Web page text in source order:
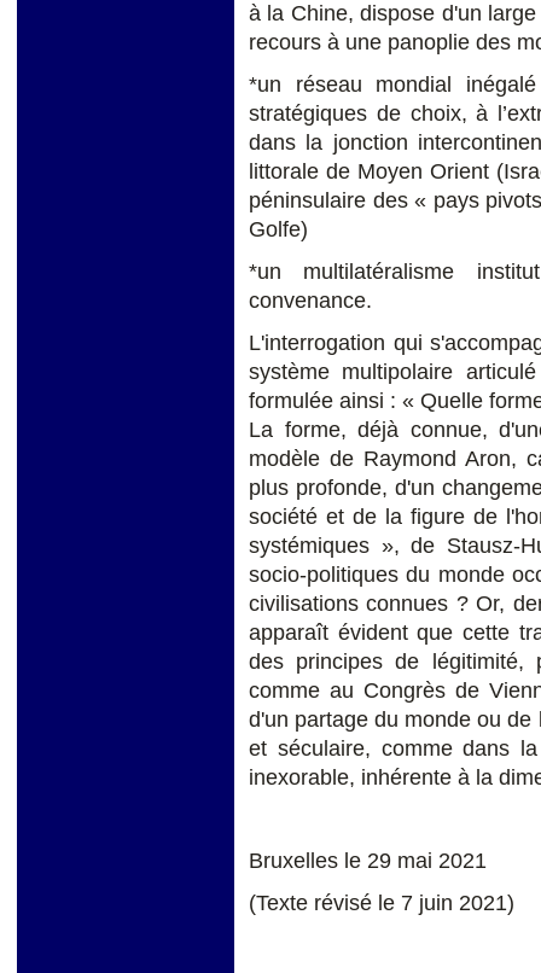
à la Chine, dispose d'un
recours à une panoplie des
*un réseau mondial
stratégiques de choix, à
dans la jonction
littorale de Moyen Orient
péninsulaire des « pays
Golfe)
*un multilatéralisme
convenance.
L'interrogation qui
système multipolaire
formulée ainsi : « Quelle
La forme, déjà connue,
modèle de Raymond Aron,
plus profonde, d'un
société et de la figure de
systémiques », de Stausz-
socio-politiques du monde
civilisations connues ? Or,
apparaît évident que cette
des principes de légitimité,
comme au Congrès de
d'un partage du monde ou
et séculaire, comme dans
inexorable, inhérente à la
Bruxelles le 29 mai 2021
(Texte révisé le 7 juin 2021)